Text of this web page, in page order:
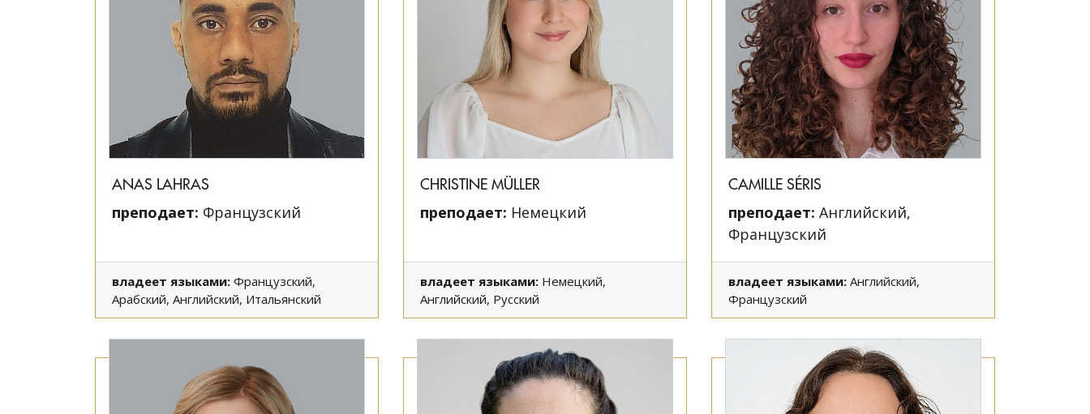
ANAS LAHRAS
преподает: Французский
владеет языками: Французский,
Арабский, Английский, Итальянский
CHRISTINE MÜLLER
преподает: Немецкий
владеет языками: Немецкий,
Английский, Русский
CAMILLE SÉRIS
преподает: Английский,
Французский
владеет языками: Английский,
Французский